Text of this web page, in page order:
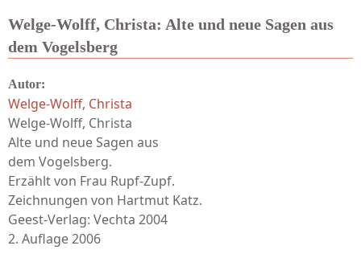
Welge-Wolff, Christa: Alte und neue Sagen aus
dem Vogelsberg
Autor:
Welge-Wolff, Christa
Welge-Wolff, Christa
Alte und neue Sagen aus
dem Vogelsberg.
Erzählt von Frau Rupf-Zupf.
Zeichnungen von Hartmut Katz.
Geest-Verlag: Vechta 2004
2. Auflage 2006